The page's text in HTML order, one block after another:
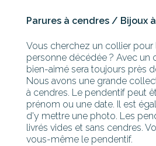
Parures à cendres / Bijoux
Vous cherchez un collier
personne décédée ? Avec un
bien-aimé sera toujours près
Nous avons une grande
à cendres. Le pendentif peut
prénom ou une date. Il est
d'y mettre une photo. Les
livrés vides et sans cendres.
vous-même le pendentif.